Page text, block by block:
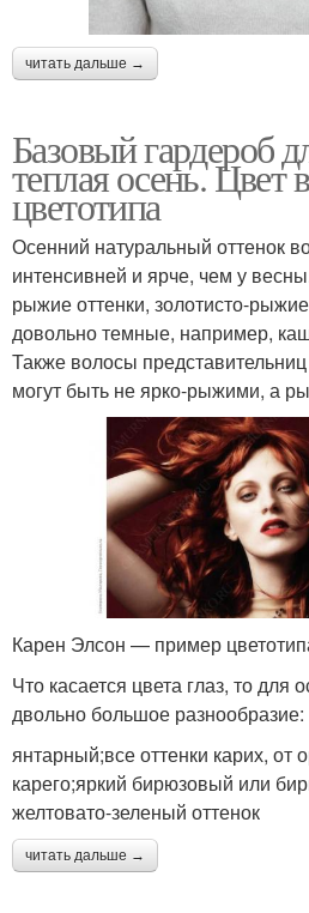
читать дальше →
Базовый гардероб
теплая осень. Цвет
цветотипа
Осенний натуральный оттенок
интенсивней и ярче, чем у
рыжие оттенки, золотисто-
довольно темные, например,
Также волосы
могут быть не ярко-рыжими, а
Карен Элсон — пример
Что касается цвета глаз, то для
двольно большое разнообразие:
янтарный;все оттенки карих, от
карего;яркий бирюзовый или
желтовато-зеленый оттенок
читать дальше →